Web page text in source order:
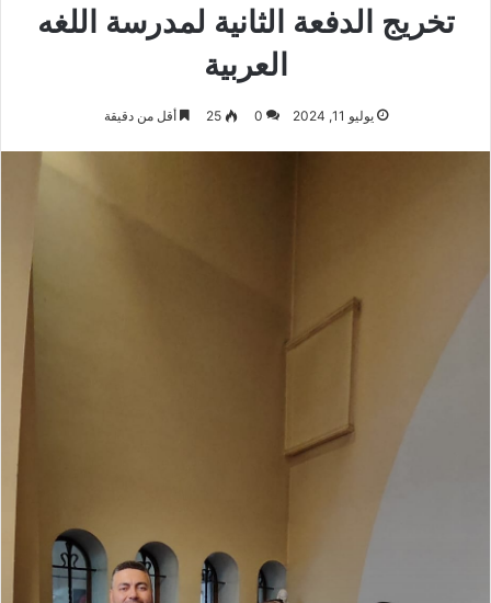
تخريج الدفعة الثانية لمدرسة اللغه
العربية
يوليو 11, 2024 0
25 أقل من دقيقة